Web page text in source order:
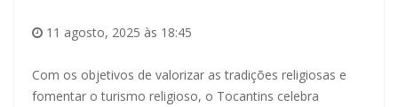
11 agosto, 2025 às 18:45
Com os objetivos de valorizar as tradições religiosas e
fomentar o turismo religioso, o Tocantins celebra